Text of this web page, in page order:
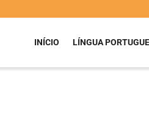
INÍCIO LÍNGUA